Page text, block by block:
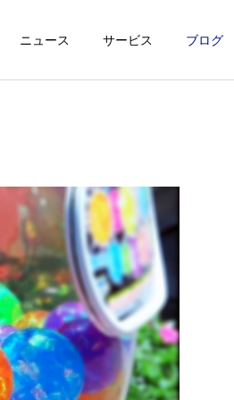
ニュース サービス ブログ